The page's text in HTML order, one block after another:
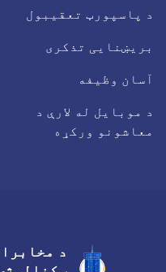
د پاسپورټ تعقیبول
بریښنایی تذکری
آسان وظیفه
د موبایل له لارې د
معاشونو ورکړه
د